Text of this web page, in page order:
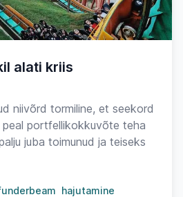
alati kriis
niivõrd tormiline, et seekord
portfellikokkuvõte teha
juba toimunud ja teiseks
hajutamine